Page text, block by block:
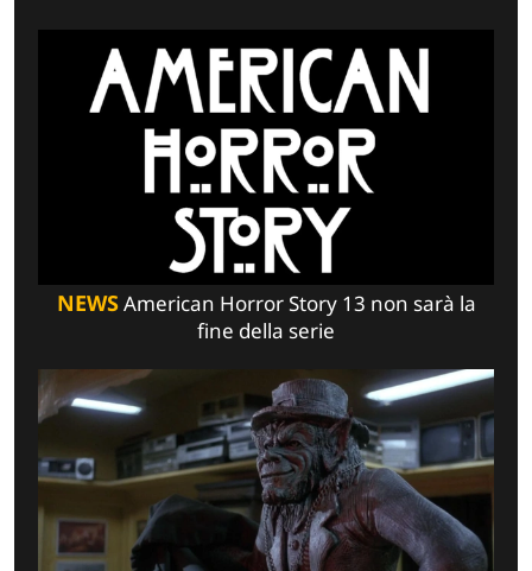
NEWSAmerican Horror Story 13 non sarà la
fine della serie